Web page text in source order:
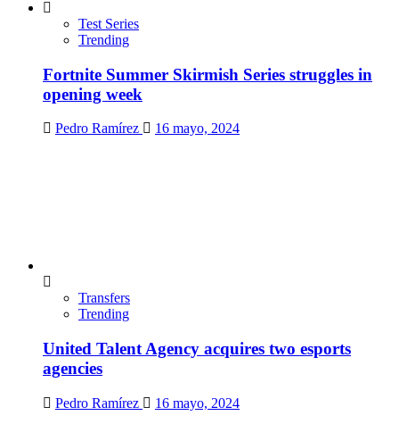
Test Series
Trending
Fortnite Summer Skirmish Series struggles in
opening week
Pedro Ramírez 16 mayo, 2024
Transfers
Trending
United Talent Agency acquires two esports
agencies
Pedro Ramírez 16 mayo, 2024